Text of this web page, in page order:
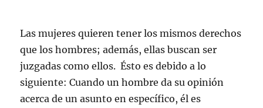
Las mujeres quieren tener los mismos derechos
que los hombres; además, ellas buscan ser
juzgadas como ellos. Ésto es debido a lo
siguiente: Cuando un hombre da su opinión
acerca de un asunto en específico, él es